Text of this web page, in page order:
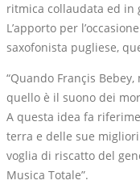
ritmica collaudata ed in
L’apporto per
saxofonista pugliese,
“Quando Françis
quello è il suono dei
A questa idea fa
terra e delle sue
voglia di riscatto del
Musica Totale”.